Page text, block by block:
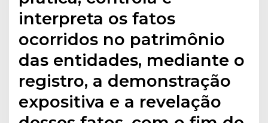
interpreta os fatos
ocorridos no patrimônio
das entidades, mediante o
registro, a demonstração
expositiva e a revelação